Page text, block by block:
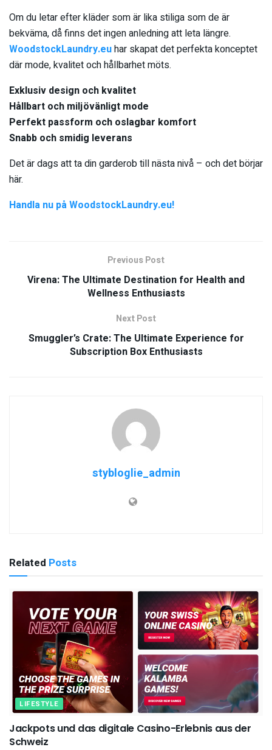
Om du letar efter kläder som är lika stiliga som de är
bekväma, då finns det ingen anledning att leta längre.
WoodstockLaundry.euhar skapat det perfekta konceptet
där mode, kvalitet och hållbarhet möts.
Exklusiv design och kvalitet
Hållbart och miljövänligt mode
Perfekt passform och oslagbar komfort
Snabb och smidig leverans
Det är dags att ta din garderob till nästa nivå – och det börjar
här.
Handla nu på WoodstockLaundry.eu!
Previous Post
Virena: The Ultimate Destination for Health and
Wellness Enthusiasts
Next Post
Smuggler’s Crate: The Ultimate Experience for
Subscription Box Enthusiasts
stybloglie_admin
Related Posts
LIFESTYLE
Jackpots und das digitale Casino-Erlebnis aus der
Schweiz